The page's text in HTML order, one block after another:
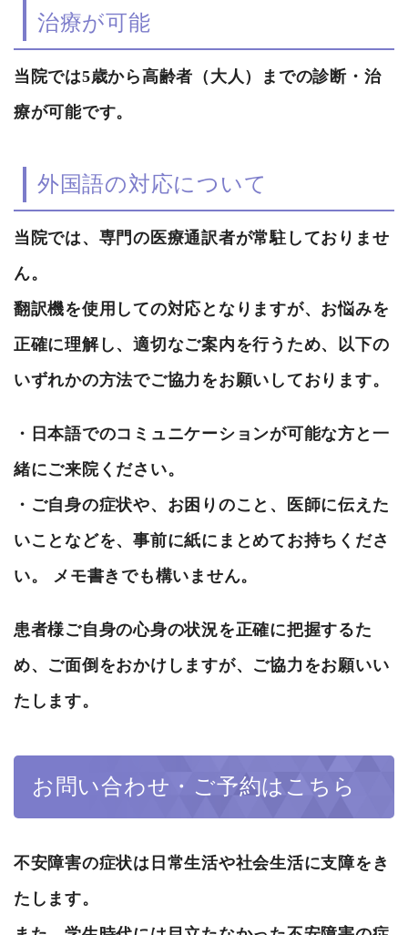
治療が可能
当院では5歳から高齢者（大人）までの診断・治
療が可能です。
外国語の対応について
当院では、専門の医療通訳者が常駐しておりませ
ん。
翻訳機を使用しての対応となりますが、お悩みを
正確に理解し、適切なご案内を行うため、以下の
いずれかの方法でご協力をお願いしております。
・日本語でのコミュニケーションが可能な方と一
緒にご来院ください。
・ご自身の症状や、お困りのこと、医師に伝えた
いことなどを、事前に紙にまとめてお持ちくださ
い。 メモ書きでも構いません。
患者様ご自身の心身の状況を正確に把握するた
め、ご面倒をおかけしますが、ご協力をお願いい
たします。
お問い合わせ・ご予約はこちら
不安障害の症状は日常生活や社会生活に支障をき
たします。